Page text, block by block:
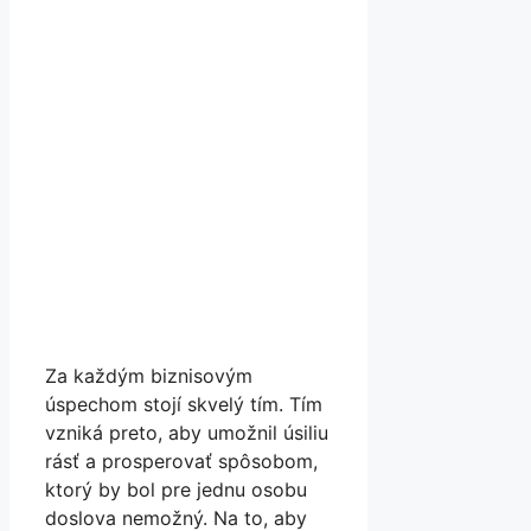
Za každým biznisovým
úspechom stojí skvelý tím. Tím
vzniká preto, aby umožnil úsiliu
rásť a prosperovať spôsobom,
ktorý by bol pre jednu osobu
doslova nemožný. Na to, aby